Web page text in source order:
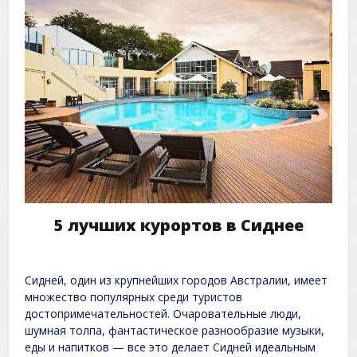
5 лучших курортов в Сиднее
Сидней, один из крупнейших городов Австралии, имеет
множество популярных среди туристов
достопримечательностей. Очаровательные люди,
шумная толпа, фантастическое разнообразие музыки,
еды и напитков — все это делает Сидней идеальным